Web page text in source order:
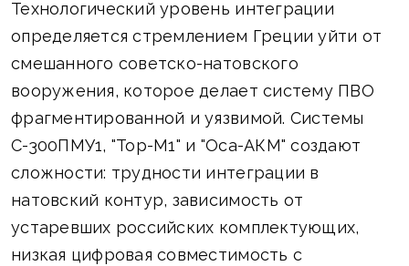
Технологический уровень интеграции
определяется стремлением Греции уйти от
смешанного советско-натовского
вооружения, которое делает систему ПВО
фрагментированной и уязвимой. Системы
С-300ПМУ1, "Тор-М1" и "Оса-АКМ" создают
сложности: трудности интеграции в
натовский контур, зависимость от
устаревших российских комплектующих,
низкая цифровая совместимость с